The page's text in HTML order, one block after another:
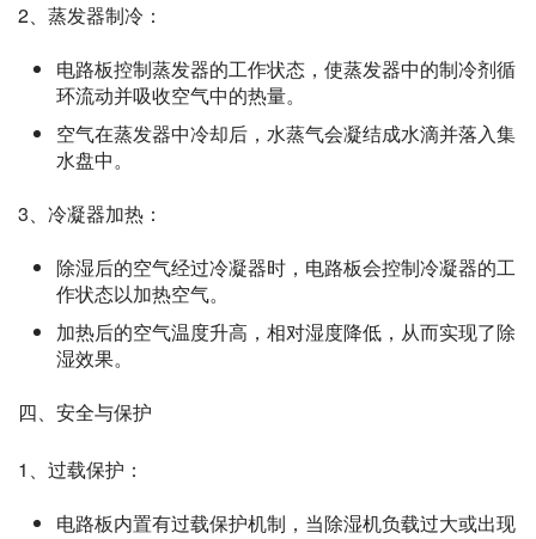
2、蒸发器制冷：
电路板控制蒸发器的工作状态，使蒸发器中的制冷剂循
环流动并吸收空气中的热量。
空气在蒸发器中冷却后，水蒸气会凝结成水滴并落入集
水盘中。
3、冷凝器加热：
除湿后的空气经过冷凝器时，电路板会控制冷凝器的工
作状态以加热空气。
加热后的空气温度升高，相对湿度降低，从而实现了除
湿效果。
四、安全与保护
1、过载保护：
电路板内置有过载保护机制，当除湿机负载过大或出现